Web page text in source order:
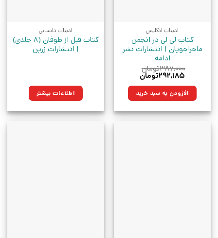
ادبیات انگلیس
کتاب لی لی در انجمن
ماجراجویان | انتشارات نشر
ادامه
۳۸۷,۰۰۰تومان
قیمت
۳۸۷,۰۰۰تومان
بود.
۲۹۲,۱۸۵تومان
۲۹۲,۱۸۵تومان.افزودن به سبد خرید
ادبیات داستانی
کتاب قبل از طوفان (۸ جلدی)
| انتشارات زرین
اطلاعات بیشتر